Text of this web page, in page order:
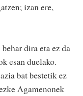
izan ere,
dira eta ez da
esan duelako.
bat bestetik ez
Agamenonek